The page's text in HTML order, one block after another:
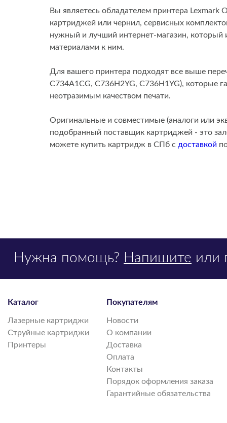
Вы являетесь обладателем принтера
картриджей или чернил, сервисных
нужный и лучший интернет-магазин,
материалами к ним.
Для вашего принтера подходят все выше
C734A1CG, C736H2YG, C736H1YG), которые
неотразимым качеством печати.
Оригинальные и совместимые (аналоги или
подобранный поставщик картриджей - это
можете купить картридж в СПб с доставкой
Нужна помощь? Напишите или
Каталог
Лазерные картриджи
Струйные картриджи
Принтеры
Покупателям
Новости
О компании
Доставка
Оплата
Контакты
Порядок оформления заказа
Гарантийные обязательства